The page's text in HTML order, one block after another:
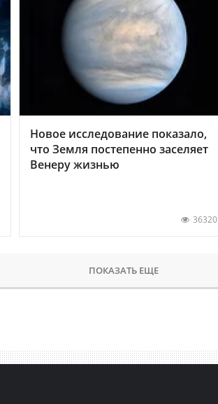
Новое исследование показало,
что Земля постепенно заселяет
Венеру жизнью
36320
ПОКАЗАТЬ ЕЩЕ